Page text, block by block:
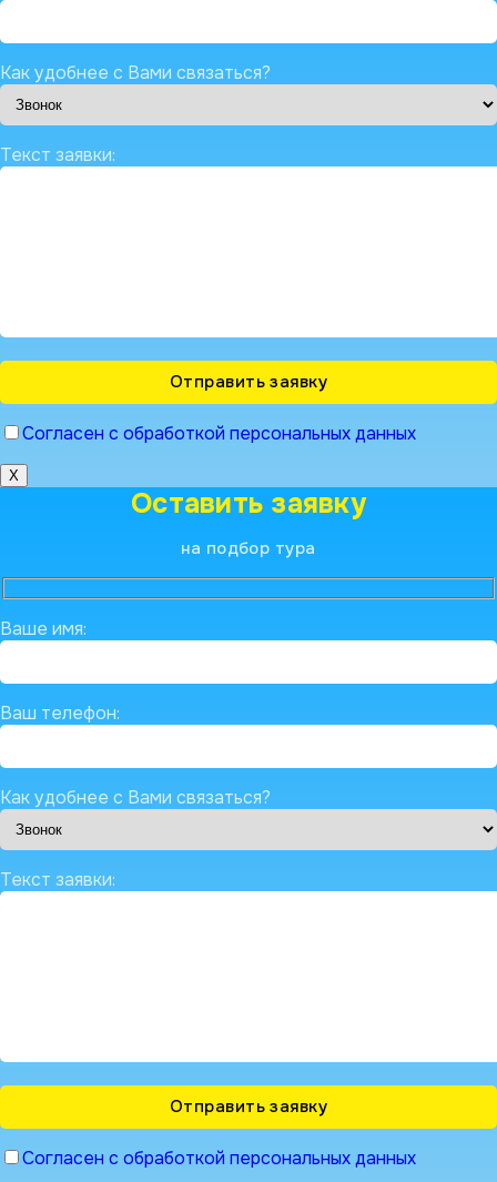
Как удобнее с Вами связаться?
Текст заявки:
Согласен с обработкой персональных данных
X
Оставить заявку
на подбор тура
Ваше имя:
Ваш телефон:
Как удобнее с Вами связаться?
Текст заявки:
Согласен с обработкой персональных данных